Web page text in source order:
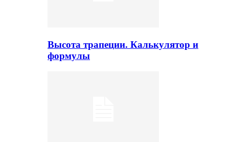
Высота трапеции. Калькулятор и
формулы